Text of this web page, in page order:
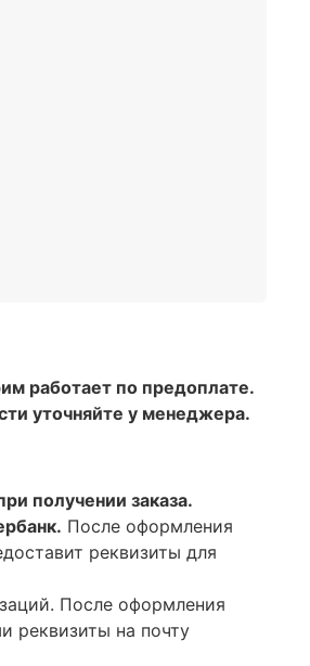
работает по предоплате.
уточняйте у менеджера.
получении заказа.
После оформления
реквизиты для
После оформления
реквизиты на почту